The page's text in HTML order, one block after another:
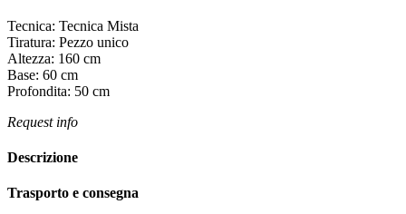
Tecnica: Tecnica Mista
Tiratura: Pezzo unico
Altezza: 160 cm
Base: 60 cm
Profondita: 50 cm
Request info
Descrizione
Trasporto e consegna